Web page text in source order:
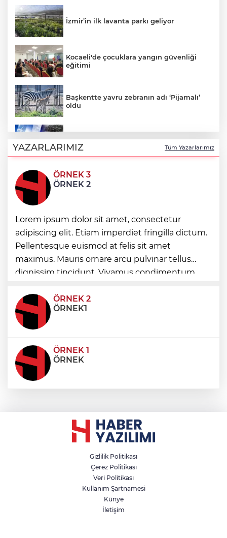
İzmir’in ilk lavanta parkı geliyor
Kocaeli'de çocuklara yangın güvenliği
eğitimi
Başkentte yavru zebranın adı ‘Pijamalı’
oldu
rüzgar alarmı!
Kayseri- Ankara hattı uyumlu çalışıyor
Kayseri YHT hattına sıkı takip
Bakan Uraloğlu'ndan Memduh
Çolakbayrakdar'a övgü
YAZARLARIMIZ Tüm Yazarlarımız
ÖRNEK 3
ÖRNEK 2
Lorem ipsum dolor sit amet, consectetur
adipiscing elit. Etiam imperdiet fringilla dictum.
Pellentesque euismod at felis sit amet
maximus. Mauris ornare arcu pulvinar tellus
dignissim tincidunt. Vivamus condimentum
condimentum eros et, faucibus sapien. Praese
ÖRNEK 2
ÖRNEK1
ÖRNEK 1
ÖRNEK
Gizlilik Politikası
Çerez Politikası
Veri Politikası
Kullanım Şartnamesi
Künye
İletişim